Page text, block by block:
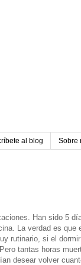
al blog Sobre
Han sido 5
La verdad es que
rutinario, si el
tantas horas
desear volver